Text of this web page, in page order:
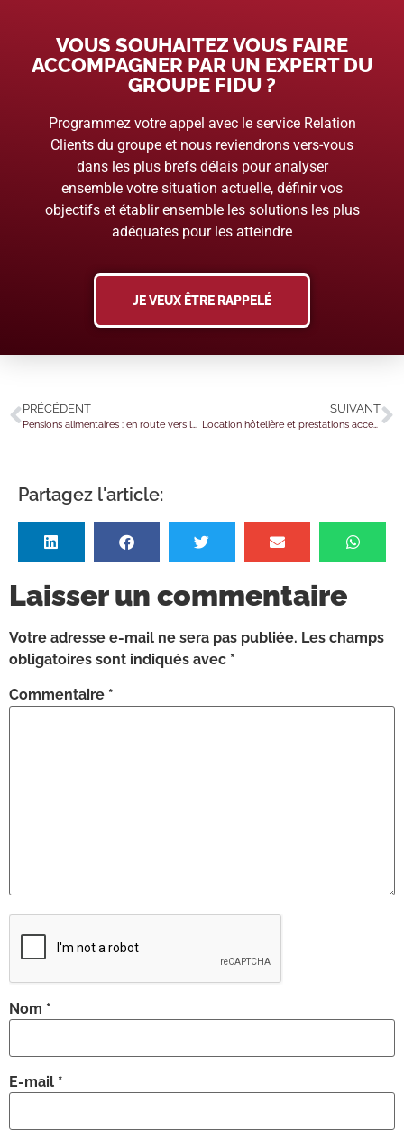
VOUS SOUHAITEZ VOUS FAIRE
ACCOMPAGNER PAR UN EXPERT DU
GROUPE FIDU ?
Programmez votre appel avec le service Relation
Clients du groupe et nous reviendrons vers-vous
dans les plus brefs délais pour analyser
ensemble votre situation actuelle, définir vos
objectifs et établir ensemble les solutions les plus
adéquates pour les atteindre
JE VEUX ÊTRE RAPPELÉ
PRÉCÉDENT
Pensions alimentaires : en route vers la défiscalisation ?
SUIVANT
Location hôtelière et prestations accessoires : le casse-tête de la TVA de retour !
Partagez l'article:
Laisser un commentaire
Votre adresse e-mail ne sera pas publiée. Les champs
obligatoires sont indiqués avec *
Commentaire *
Nom *
E-mail *